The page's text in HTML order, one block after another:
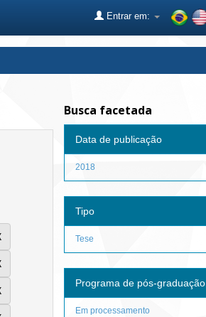
Entrar em:
Busca facetada
Data de publicação
2018
Tipo
Tese
Programa de pós-graduação
Em processamento